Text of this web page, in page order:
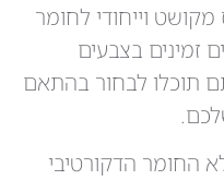
מקושט וייחודי לחומר
זמינים בצבעים
תוכלו לבחור בהתאם
החומר הדקורטיבי